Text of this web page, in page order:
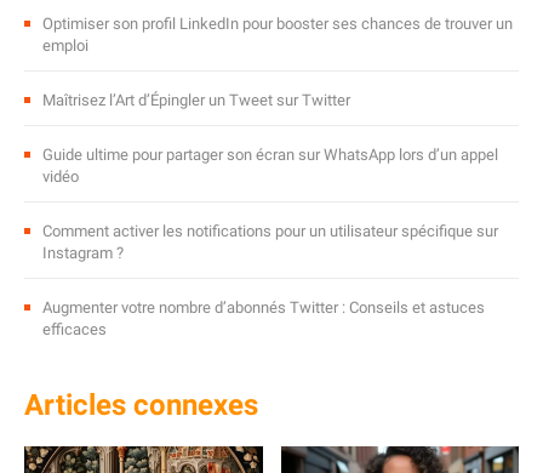
Optimiser son profil LinkedIn pour booster ses chances de trouver un
emploi
Maîtrisez l’Art d’Épingler un Tweet sur Twitter
Guide ultime pour partager son écran sur WhatsApp lors d’un appel
vidéo
Comment activer les notifications pour un utilisateur spécifique sur
Instagram ?
Augmenter votre nombre d’abonnés Twitter : Conseils et astuces
efficaces
Articles connexes